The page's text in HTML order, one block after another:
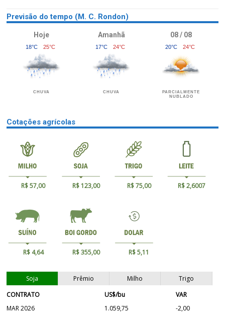
Previsão do tempo (M. C. Rondon)
Hoje
18°C 25°C
CHUVA
Amanhã
17°C 24°C
CHUVA
08 / 08
20°C 24°C
PARCIALMENTE
NUBLADO
Cotações agrícolas
R$ 57,00 R$ 123,00 R$ 75,00 R$ 2,6007
R$ 4,64 R$ 355,00 R$ 5,11
Soja Prêmio Milho
Trigo
CONTRATO
US$/bu
VAR
MAR 2026
1.059,75 -2,00